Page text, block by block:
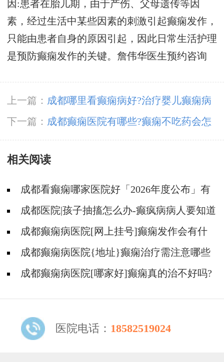
因:患者在胎儿期，由于产伤、父母遗传等因
素，经过生活中某些因素的刺激引起癫痫发作，
只能由患者自身的原因引起，因此日常生活护理
是预防癫痫发作的关键。 詹伟华医生预约咨询
上一篇： 成都哪里看癫痫病好?治疗婴儿癫痫病
去哪里好?
下一篇： 成都癫痫医院有哪些?癫痫不吃药会怎
么样?
相关阅读
成都看癫痫哪家医院好「2026年度公布」有
癫痫能不能抽烟?
成都医院|孩子抽搐怎么办-癫疯病病人要知道
的误区成都癫痫病医院[网上挂号]癫痫发作会有什
么症状?
成都癫痫病医院{地址}癫痫治疗需注意哪些
问题?成都癫痫病医院[哪家好]癫痫真的治不好吗?
医院电话： 18582519024